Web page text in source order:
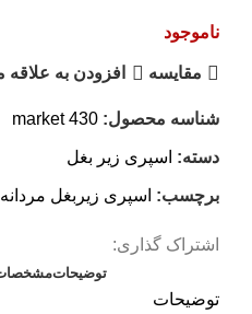
ناموجود
مقايسه افزودن به علاقه
شناسه محصول: market 430
دسته: اسپری زیر بغل
برچسب: اسپری زیربغل مردانه Italiano
اشتراک گذاری:
توضیحاتمشخصات
توضیحات